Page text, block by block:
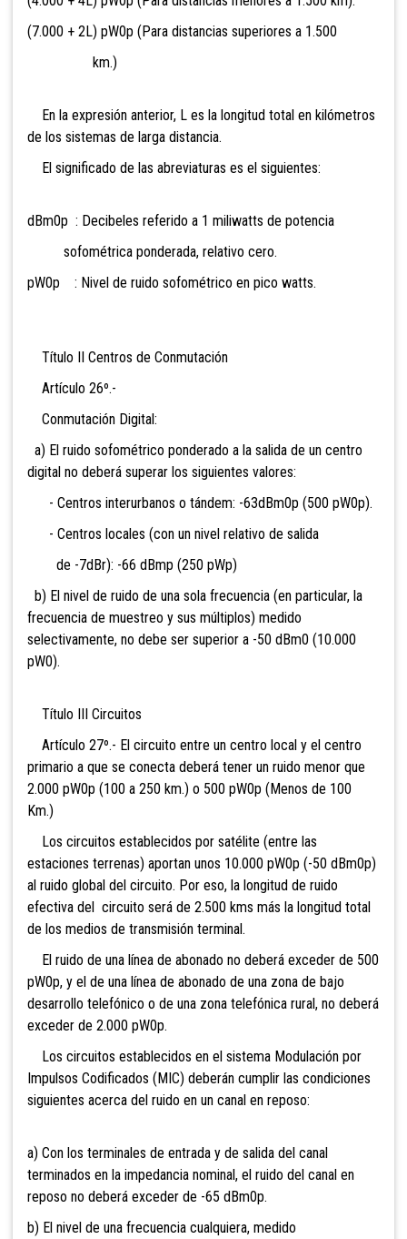
(7.000 + 2L) pW0p (Para distancias superiores a 1.500
km.)
En la expresión anterior, L es la longitud total en kilómetros
de los sistemas de larga distancia.
El significado de las abreviaturas es el siguientes:
dBm0p : Decibeles referido a 1 miliwatts de potencia
sofométrica ponderada, relativo cero.
pW0p : Nivel de ruido sofométrico en pico watts.
Título II Centros de Conmutación
Artículo 26º.-
Conmutación Digital:
a) El ruido sofométrico ponderado a la salida de un centro
digital no deberá superar los siguientes valores:
- Centros interurbanos o tándem: -63dBm0p (500 pW0p).
- Centros locales (con un nivel relativo de salida
de -7dBr): -66 dBmp (250 pWp)
b) El nivel de ruido de una sola frecuencia (en particular, la
frecuencia de muestreo y sus múltiplos) medido
selectivamente, no debe ser superior a -50 dBm0 (10.000
pW0).
Título III Circuitos
Artículo 27º.- El circuito entre un centro local y el centro
primario a que se conecta deberá tener un ruido menor que
2.000 pW0p (100 a 250 km.) o 500 pW0p (Menos de 100
Km.)
Los circuitos establecidos por satélite (entre las
estaciones terrenas) aportan unos 10.000 pW0p (-50 dBm0p)
al ruido global del circuito. Por eso, la longitud de ruido
efectiva del circuito será de 2.500 kms más la longitud total
de los medios de transmisión terminal.
El ruido de una línea de abonado no deberá exceder de 500
pW0p, y el de una línea de abonado de una zona de bajo
desarrollo telefónico o de una zona telefónica rural, no deberá
exceder de 2.000 pW0p.
Los circuitos establecidos en el sistema Modulación por
Impulsos Codificados (MIC) deberán cumplir las condiciones
siguientes acerca del ruido en un canal en reposo:
a) Con los terminales de entrada y de salida del canal
terminados en la impedancia nominal, el ruido del canal en
reposo no deberá exceder de -65 dBm0p.
b) El nivel de una frecuencia cualquiera, medido